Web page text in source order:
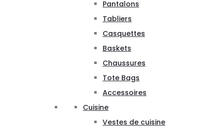
Pantalons
Tabliers
Casquettes
Baskets
Chaussures
Tote Bags
Accessoires
Cuisine
Vestes de cuisine